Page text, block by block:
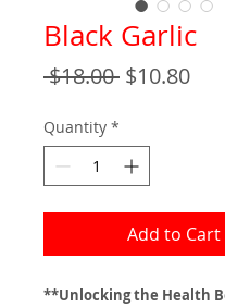
Black Garlic
$18.00 Regular
$10.80Sale
Quantity *
Add to Cart
**Unlocking the Health